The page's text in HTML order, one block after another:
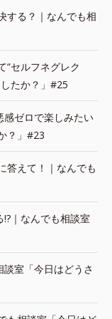
する？｜なんでも相
“セルフネグレク
たか？」#25
感ゼロで楽しみたい
？」#23
答えて！｜なんでも
｜なんでも相談室
室「今日はどうさ